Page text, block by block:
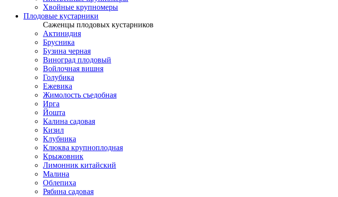
Хвойные крупномеры
Плодовые кустарники
Саженцы плодовых кустарников
Актинидия
Брусника
Бузина черная
Виноград плодовый
Войлочная вишня
Голубика
Ежевика
Жимолость съедобная
Ирга
Йошта
Калина садовая
Кизил
Клубника
Клюква крупноплодная
Крыжовник
Лимонник китайский
Малина
Облепиха
Рябина садовая